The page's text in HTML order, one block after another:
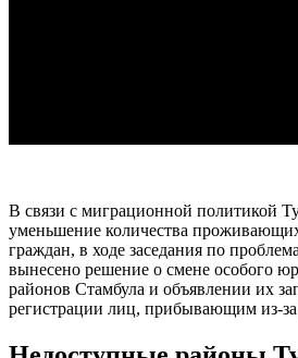
В связи с миграционной политикой
уменьшение количества
граждан, в ходе заседания по
вынесено решение о смене особого
районов Стамбула и объявлении их
регистрации лиц, прибывающим из-